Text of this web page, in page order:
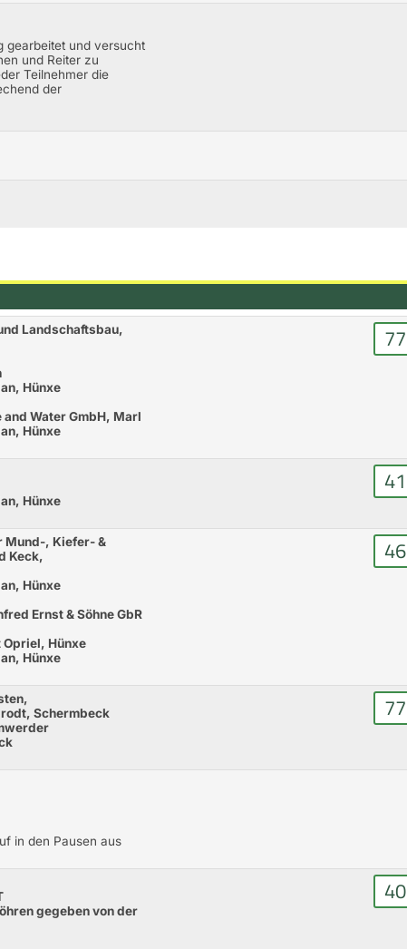
gearbeitet und versucht
und Reiter zu
Teilnehmer die
der
Landschaftsbau,
Hünxe
Water GmbH, Marl
Hünxe
77
Hünxe
41
Mund-, Kiefer- &
Keck,
Hünxe
Ernst & Söhne GbR
Opriel, Hünxe
Hünxe
46
Schermbeck
77
in den Pausen aus
gegeben von der
40